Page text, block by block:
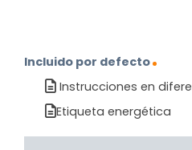
Incluido por defecto
Instrucciones en
Etiqueta energética